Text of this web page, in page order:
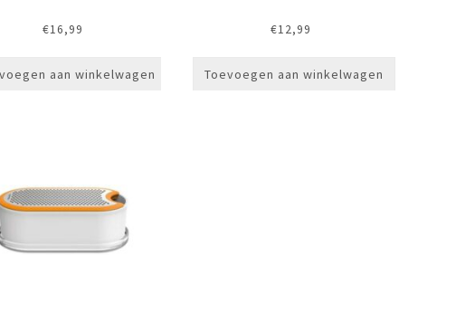
€16,99
aan winkelwagen
€12,99
Toevoegen aan winkelwagen